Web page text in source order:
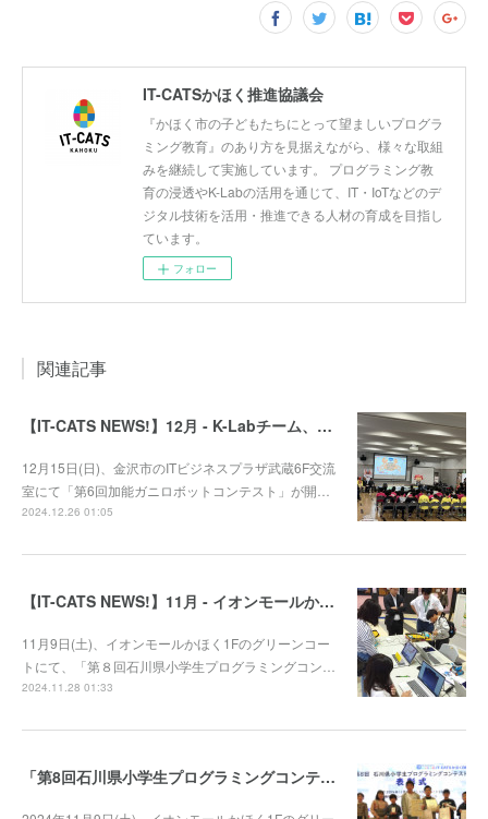
IT-CATSかほく推進協議会
『かほく市の子どもたちにとって望ましいプログラ
ミング教育』のあり方を見据えながら、様々な取組
みを継続して実施しています。 プログラミング教
育の浸透やK-Labの活用を通じて、IT・IoTなどのデ
ジタル技術を活用・推進できる人材の育成を目指し
ています。
フォロー
関連記事
【IT-CATS NEWS!】12月 - K-Labチーム、第6回加能ガニロボコンに参戦！
12月15日(日)、金沢市のITビジネスプラザ武蔵6F交流
室にて「第6回加能ガニロボットコンテスト」が開…
2024.12.26 01:05
【IT-CATS NEWS!】11月 - イオンモールかほくでプログラミング体験コーナーを開催！
11月9日(土)、イオンモールかほく1Fのグリーンコー
トにて、「第８回石川県小学生プログラミングコン…
2024.11.28 01:33
「第8回石川県小学生プログラミングコンテスト」審査結果発表！